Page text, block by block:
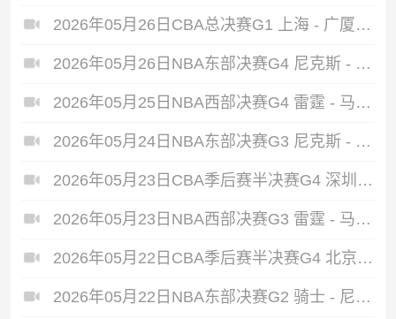
2026年05月26日CBA总决赛G1 上海 - 广厦 全场录像
2026年05月26日NBA东部决赛G4 尼克斯 - 骑士 全场录像
2026年05月25日NBA西部决赛G4 雷霆 - 马刺 全场录像
2026年05月24日NBA东部决赛G3 尼克斯 - 骑士 全场录像
2026年05月23日CBA季后赛半决赛G4 深圳 - 广厦 全场录像
2026年05月23日NBA西部决赛G3 雷霆 - 马刺 全场录像
2026年05月22日CBA季后赛半决赛G4 北京 - 上海 全场录像
2026年05月22日NBA东部决赛G2 骑士 - 尼克斯 全场录像